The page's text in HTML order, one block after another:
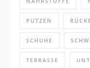
PUTZEN
SCHUHE
TERRASSE